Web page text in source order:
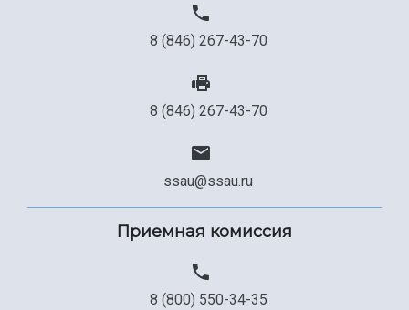
8 (846) 267-43-70
8 (846) 267-43-70
ssau@ssau.ru
Приемная комиссия
8 (800) 550-34-35